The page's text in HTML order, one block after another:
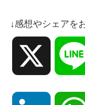
↓感想やシェアを